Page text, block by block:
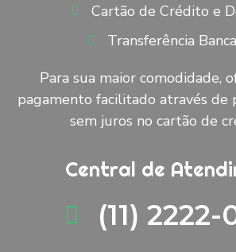
Cartão de Crédito e
Transferência
Para sua maior comodidade,
pagamento facilitado através de
sem juros no cartão de
Central de
(11)